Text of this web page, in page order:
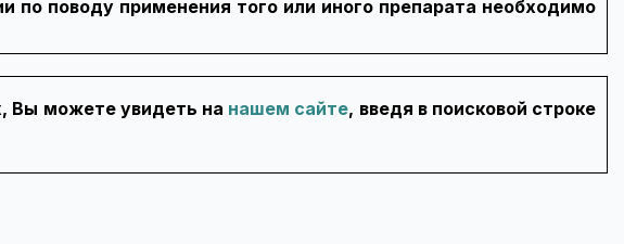
по поводу применения того или иного препарата необходимо
Вы можете увидеть на нашем сайте, введя в поисковой строке